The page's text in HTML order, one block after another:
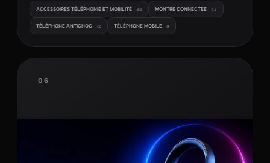
ACCESSOIRES TÉLÉPHONIE ET MOBILITÉ 32 MONTRE CONNECTEE 43
TÉLÉPHONE ANTICHOC 12 TÉLÉPHONE MOBILE 8
06